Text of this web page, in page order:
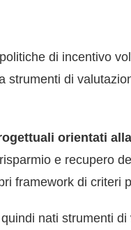
di incentivo
strumenti di
orientati
e recupero
framework di criteri
nati strumenti di